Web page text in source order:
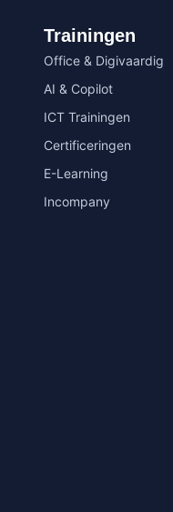
Trainingen
Office & Digivaardig
AI & Copilot
ICT Trainingen
Certificeringen
E-Learning
Incompany